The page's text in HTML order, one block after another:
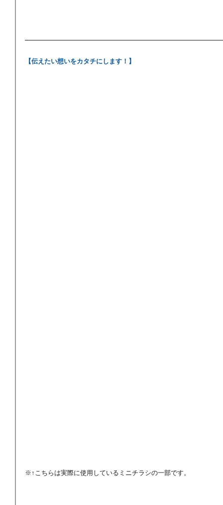
【伝えたい想いをカタチにします！】
※↑こちらは実際に使用しているミニチラシの一部です。